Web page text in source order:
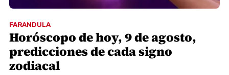
FARANDULA
Horóscopo de hoy, 9 de agosto,
predicciones de cada signo
zodiacal